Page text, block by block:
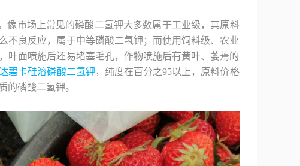
像市场上常见的磷酸二氢钾大多数属于工业级，其原料
不良反应，属于中等磷酸二氢钾；而使用饲料级、农业
叶面喷施后还易堵塞毛孔，作物喷施后有黄叶、萎蔫的
碧卡硅溶磷酸二氢钾 ，纯度在百分之95以上，原料价格
的磷酸二氢钾。